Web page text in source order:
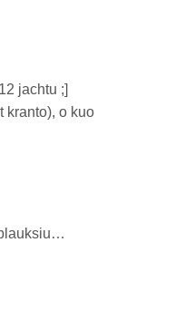
jachtu ;]
kranto), o kuo